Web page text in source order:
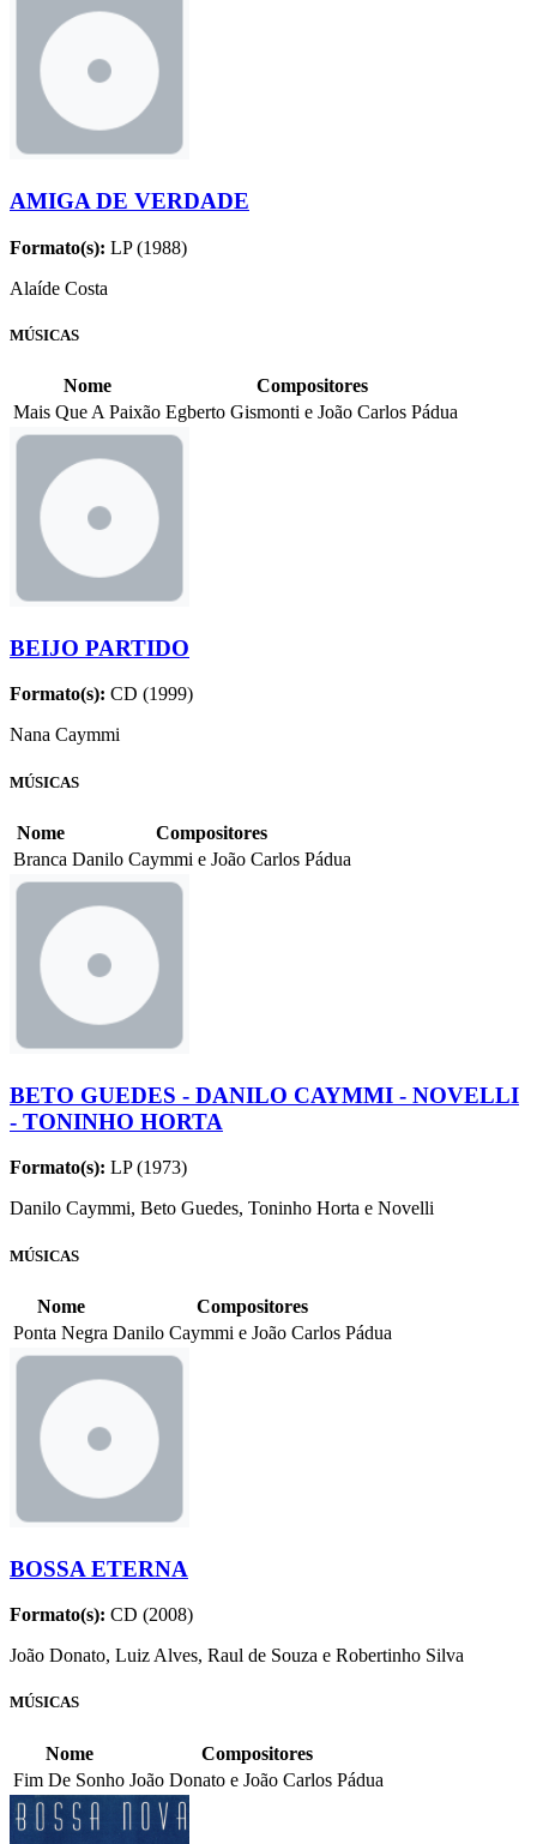
AMIGA DE VERDADE
Formato(s): LP (1988)
Alaíde Costa
MÚSICAS
Nome
Compositores
Mais Que A Paixão Egberto Gismonti e João Carlos Pádua
BEIJO PARTIDO
Formato(s): CD (1999)
Nana Caymmi
MÚSICAS
Nome
Compositores
Branca Danilo Caymmi e João Carlos Pádua
BETO GUEDES - DANILO CAYMMI - NOVELLI
- TONINHO HORTA
Formato(s): LP (1973)
Danilo Caymmi, Beto Guedes, Toninho Horta e Novelli
MÚSICAS
Nome
Compositores
Ponta Negra Danilo Caymmi e João Carlos Pádua
BOSSA ETERNA
Formato(s): CD (2008)
João Donato, Luiz Alves, Raul de Souza e Robertinho Silva
MÚSICAS
Nome
Compositores
Fim De Sonho João Donato e João Carlos Pádua